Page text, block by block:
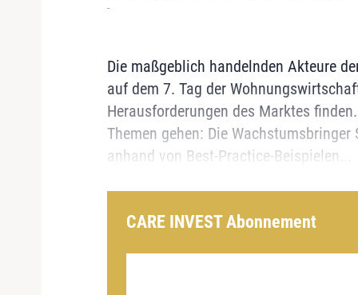
-
Die maßgeblich handelnden Akteure
auf dem 7. Tag der
Herausforderungen des Marktes
Themen gehen: Die
anhand von Best-Practice-Beispielen...
CARE INVEST Abonnement